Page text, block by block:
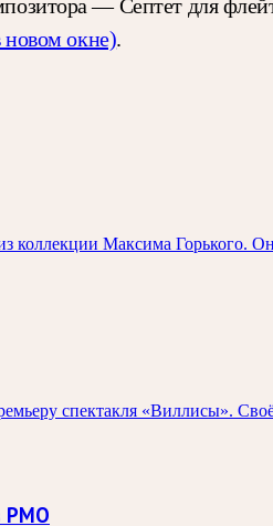
— Септет для
новом окне).
Максима Горького.
спектакля «Виллисы».
РМО